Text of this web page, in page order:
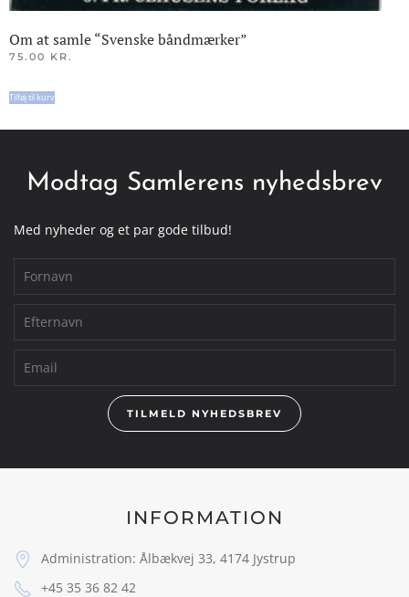
Om at samle “Svenske båndmærker”
75.00 KR.
Tilføj til kurv
Modtag Samlerens nyhedsbrev
Med nyheder og et par gode tilbud!
TILMELD NYHEDSBREV
INFORMATION
Administration: Ålbækvej 33, 4174 Jystrup
+45 35 36 82 42